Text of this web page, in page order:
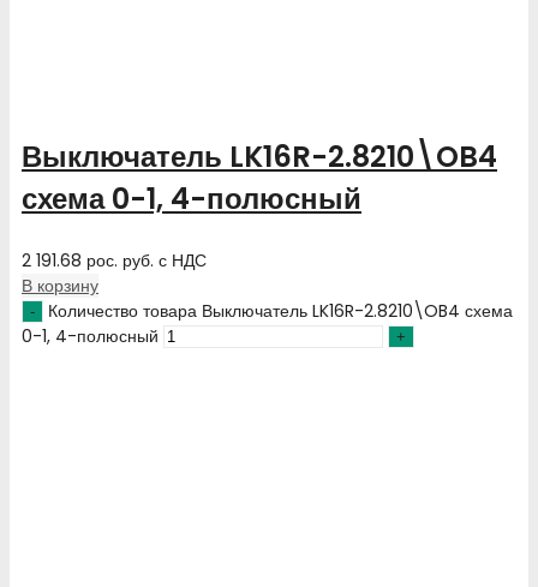
Выключатель LK16R-2.8210\OB4
схема 0-1, 4-полюсный
2 191.68 рос. руб. с НДС
В корзину
Количество товара Выключатель LK16R-2.8210\OB4 схема
0-1, 4-полюсный